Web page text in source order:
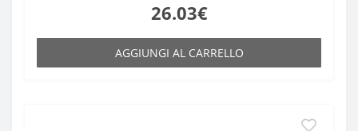
26.03€
AGGIUNGI AL CARRELLO